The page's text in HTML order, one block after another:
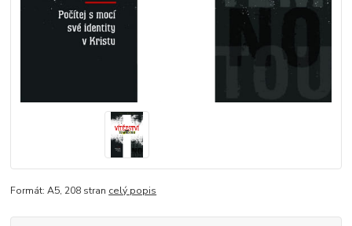
Formát: A5, 208 stran celý popis